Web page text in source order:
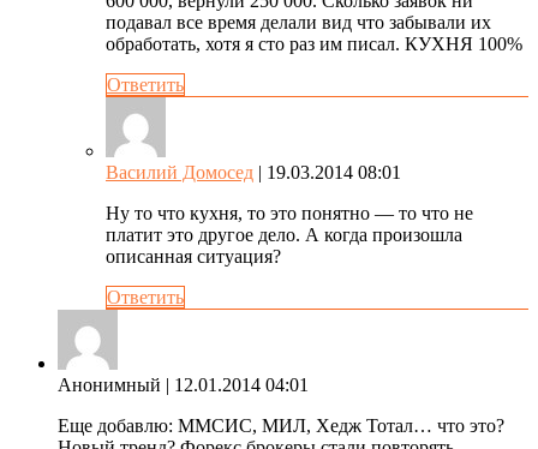
подавал все время делали вид что забывали их
обработать, хотя я сто раз им писал. КУХНЯ 100%
Ответить
Василий Домосед | 19.03.2014 08:01
Ну то что кухня, то это понятно — то что не
платит это другое дело. А когда произошла
описанная ситуация?
Ответить
Анонимный | 12.01.2014 04:01
Еще добавлю: ММСИС, МИЛ, Хедж Тотал… что это?